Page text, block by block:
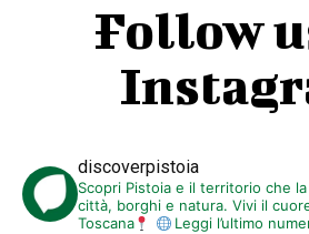
Follow
discoverpistoia
Scopri Pistoia e il territorio che
città, borghi e natura. Vivi il
Toscana
Leggi l’ultimo